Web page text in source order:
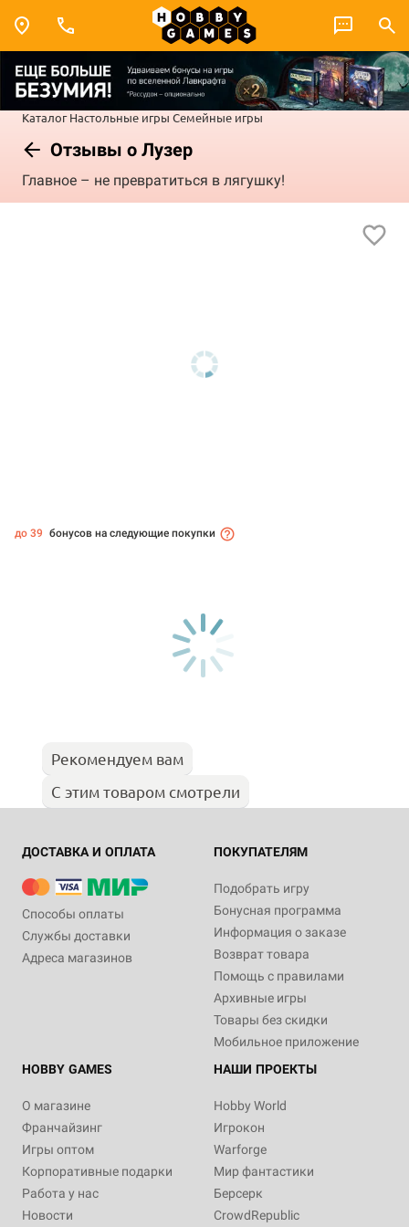
Каталог Настольные игры Семейные игры
Отзывы о Лузер
Главное – не превратиться в лягушку!
до 39 бонусов на следующие покупки
Рекомендуем вам
С этим товаром смотрели
ДОСТАВКА И ОПЛАТА
Способы оплаты
Службы доставки
Адреса магазинов
ПОКУПАТЕЛЯМ
Подобрать игру
Бонусная программа
Информация о заказе
Возврат товара
Помощь с правилами
Архивные игры
Товары без скидки
Мобильное приложение
HOBBY GAMES
О магазине
Франчайзинг
Игры оптом
Корпоративные подарки
Работа у нас
Новости
НАШИ ПРОЕКТЫ
Hobby World
Игрокон
Warforge
Мир фантастики
Берсерк
CrowdRepublic